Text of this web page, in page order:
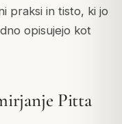
praksi in tisto, ki jo
opisujejo kot
Pitta